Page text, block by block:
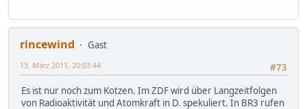
rincewind
Gast
#73
13. März 2011, 20:03:44
Es ist nur noch zum Kotzen. Im ZDF wird über Langzeitfolgen
von Radioaktivität und Atomkraft in D. spekuliert. In BR3 rufen